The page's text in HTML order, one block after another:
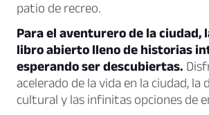
patio de recreo.
Para el aventurero de la ciudad,
libro abierto lleno de historias
esperando ser descubiertas.
acelerado de la vida en la ciudad, la
cultural y las infinitas opciones de